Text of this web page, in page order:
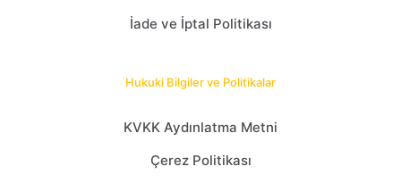
İade ve İptal Politikası
Hukuki Bilgiler ve Politikalar
KVKK Aydınlatma Metni
Çerez Politikası